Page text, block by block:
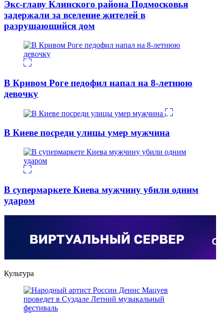
Экс-главу Клинского района Подмосковья
задержали за вселение жителей в
разрушающийся дом
В Кривом Роге педофил напал на 8-летнюю
девочку
В Киеве посреди улицы умер мужчина
В супермаркете Киева мужчину убили одним
ударом
Культура